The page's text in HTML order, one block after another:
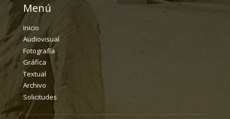
Menú
Inicio
Audiovisual
Fotografía
Gráfica
Textual
Archivo
Solicitudes